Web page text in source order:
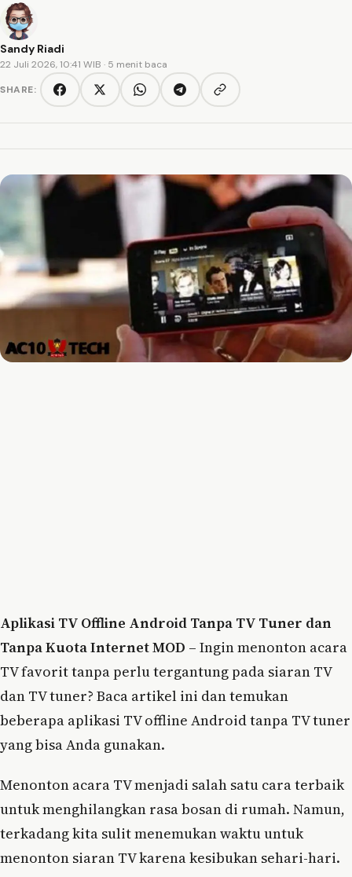
Sandy Riadi
22 Juli 2026, 10:41 WIB · 5 menit baca
SHARE:
FacebookTwitter/XWhatsAppTelegramCopy link
Aplikasi TV Offline Android Tanpa TV Tuner dan
Tanpa Kuota Internet MOD – Ingin menonton acara
TV favorit tanpa perlu tergantung pada siaran TV
dan TV tuner? Baca artikel ini dan temukan
beberapa aplikasi TV offline Android tanpa TV tuner
yang bisa Anda gunakan.
Menonton acara TV menjadi salah satu cara terbaik
untuk menghilangkan rasa bosan di rumah. Namun,
terkadang kita sulit menemukan waktu untuk
menonton siaran TV karena kesibukan sehari-hari.